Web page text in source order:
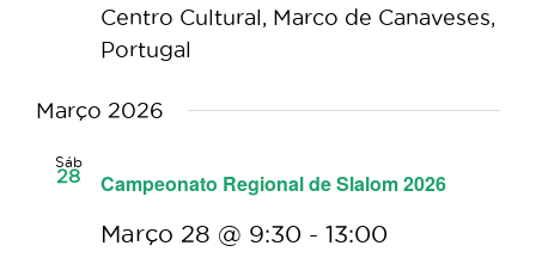
Centro Cultural, Marco de Canaveses,
Portugal
Março 2026
Sáb
28 Campeonato Regional de Slalom 2026
Março 28 @ 9:30 - 13:00